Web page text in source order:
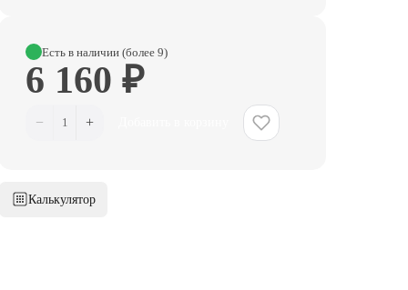
Есть в наличии (более 9)
6 160 ₽
− 1 +
Калькулятор